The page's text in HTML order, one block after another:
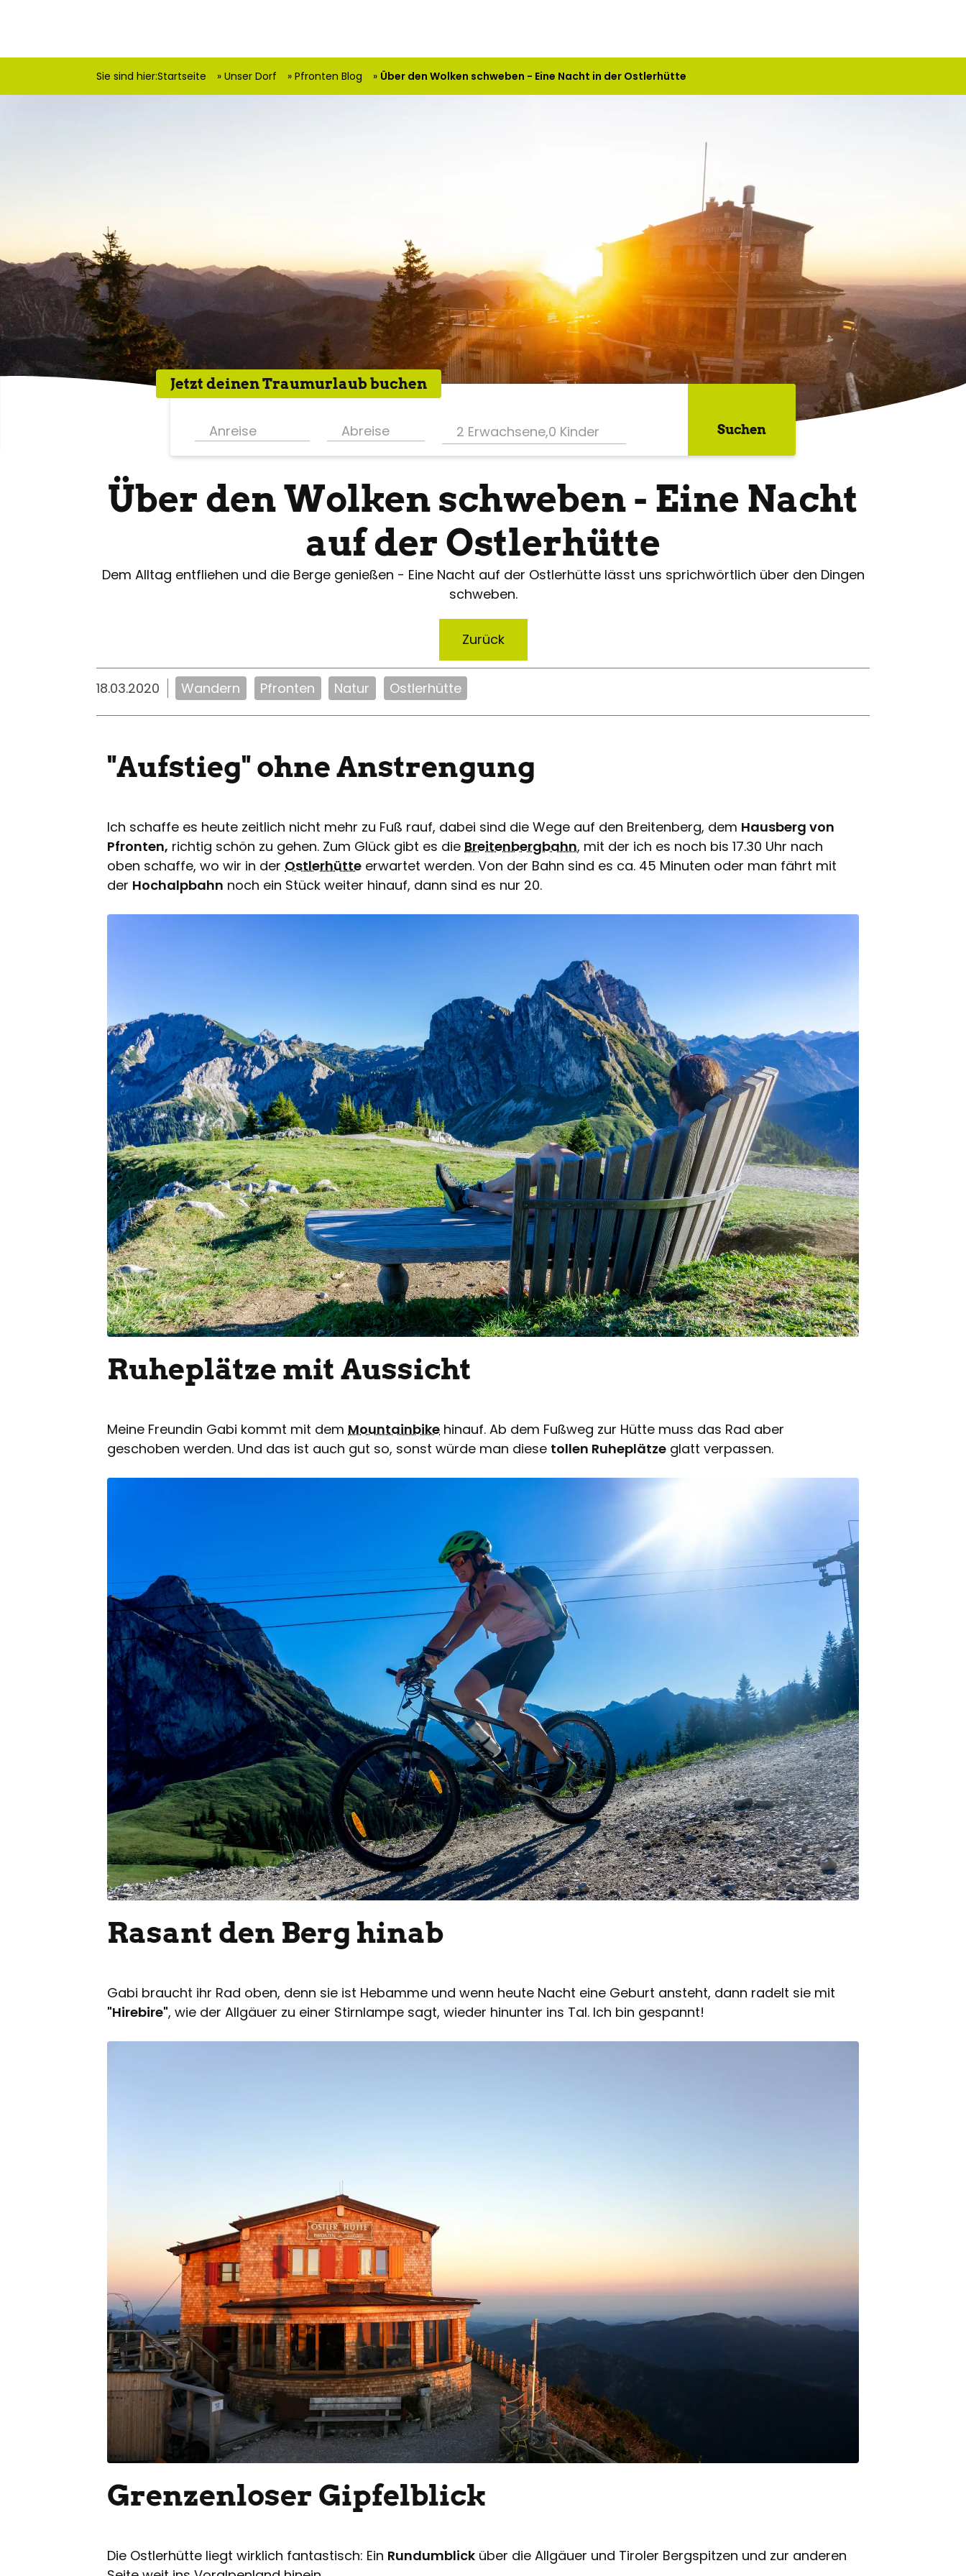
Sie sind hier:Startseite Unser Dorf Pfronten Blog Über den Wolken schweben - Eine Nacht in der Ostlerhütte
Jetzt deinenTraumurlaub buchen
2 Erwachsene,0 Kinder Suchen
Über den Wolken schweben - Eine Nacht
auf der Ostlerhütte
Dem Alltag entfliehen und die Berge genießen - Eine Nacht auf der Ostlerhütte lässt uns sprichwörtlich über den Dingen
schweben.
Zurück
18.03.2020 Wandern Pfronten Natur Ostlerhütte
"Aufstieg" ohne Anstrengung
Ich schaffe es heute zeitlich nicht mehr zu Fuß rauf, dabei sind die Wege auf den Breitenberg, dem Hausberg von
Pfronten, richtig schön zu gehen. Zum Glück gibt es die Breitenbergbahn, mit der ich es noch bis 17.30 Uhr nach
oben schaffe, wo wir in der Ostlerhütte erwartet werden. Von der Bahn sind es ca. 45 Minuten oder man fährt mit
der Hochalpbahn noch ein Stück weiter hinauf, dann sind es nur 20.
Ruheplätze mit Aussicht
Meine Freundin Gabi kommt mit dem Mountainbike hinauf. Ab dem Fußweg zur Hütte muss das Rad aber
geschoben werden. Und das ist auch gut so, sonst würde man diese tollen Ruheplätze glatt verpassen.
Rasant den Berg hinab
Gabi braucht ihr Rad oben, denn sie ist Hebamme und wenn heute Nacht eine Geburt ansteht, dann radelt sie mit
"Hirebire", wie der Allgäuer zu einer Stirnlampe sagt, wieder hinunter ins Tal. Ich bin gespannt!
Grenzenloser Gipfelblick
Die Ostlerhütte liegt wirklich fantastisch: Ein Rundumblick über die Allgäuer und Tiroler Bergspitzen und zur anderen